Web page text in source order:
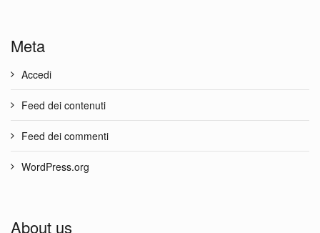
Meta
Accedi
Feed dei contenuti
Feed dei commenti
WordPress.org
About us